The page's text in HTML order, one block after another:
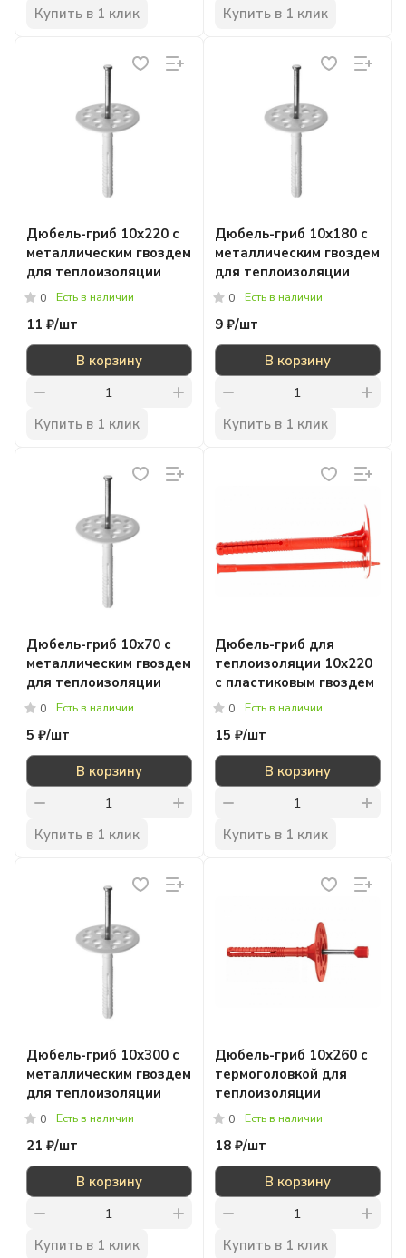
Купить в 1 клик Купить в 1 клик
Дюбель-гриб 10x220 с
металлическим гвоздем
для теплоизоляции
0 Есть в наличии
11 ₽/шт
В корзину
Купить в 1 клик
Дюбель-гриб 10x180 с
металлическим гвоздем
для теплоизоляции
0 Есть в наличии
9 ₽/шт
В корзину
Купить в 1 клик
Дюбель-гриб 10x70 с
металлическим гвоздем
для теплоизоляции
0 Есть в наличии
5 ₽/шт
В корзину
Купить в 1 клик
Дюбель-гриб для
теплоизоляции 10x220
с пластиковым гвоздем
0 Есть в наличии
15 ₽/шт
В корзину
Купить в 1 клик
Дюбель-гриб 10x300 с
металлическим гвоздем
для теплоизоляции
0 Есть в наличии
21 ₽/шт
В корзину
Купить в 1 клик
Дюбель-гриб 10x260 с
термоголовкой для
теплоизоляции
0 Есть в наличии
18 ₽/шт
В корзину
Купить в 1 клик